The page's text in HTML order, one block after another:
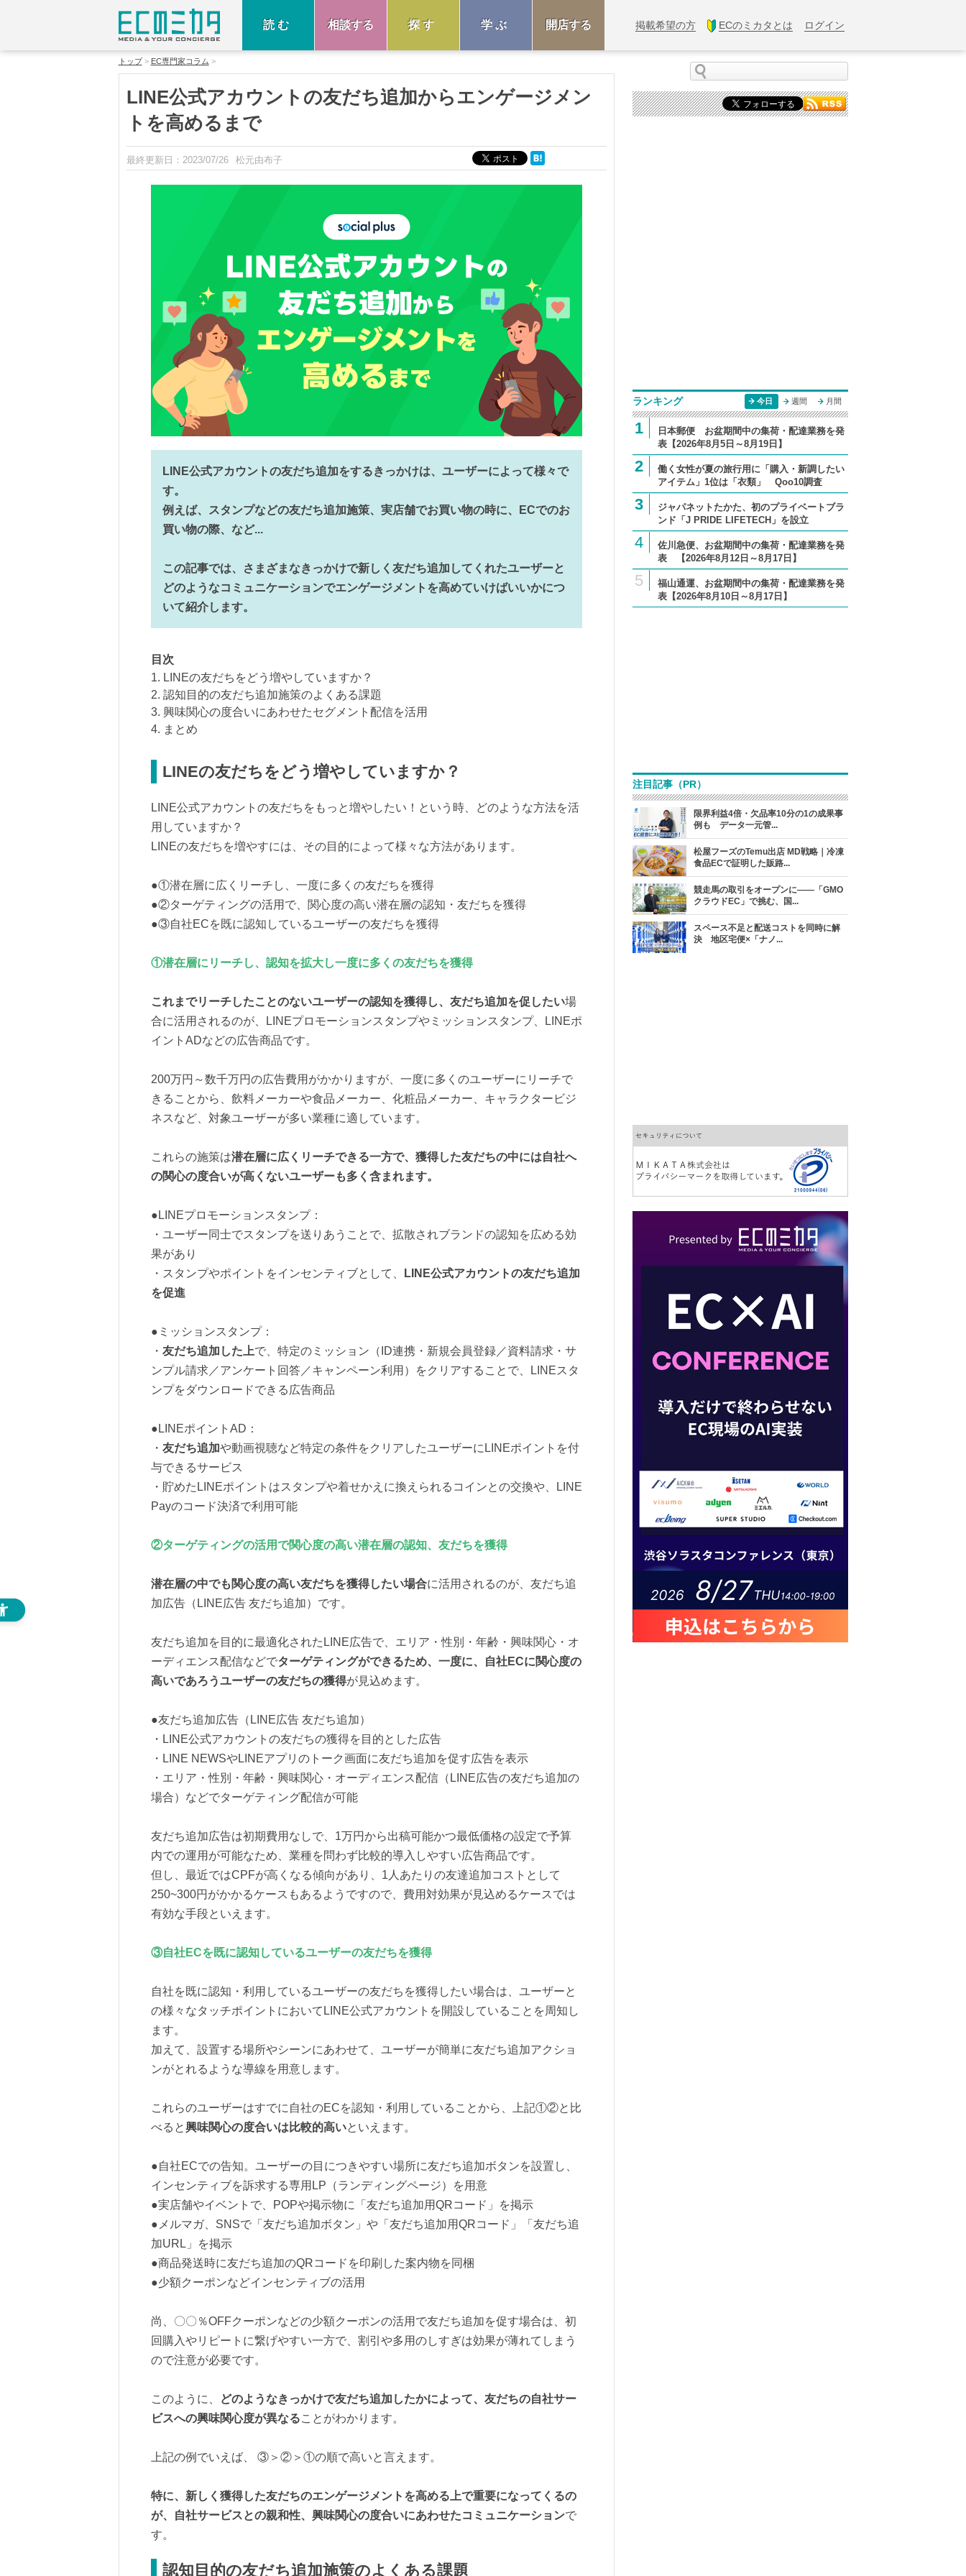
読む 相談する 探す 学ぶ 開店する 掲載希望の方 ECのミカタとは ログイン
トップ EC専門家コラム
LINE公式アカウントの友だち追加からエンゲージメン
トを高めるまで
最終更新日： 2023/07/26 松元由布子
LINE公式アカウントの友だち追加をするきっかけは、ユーザーによって様々で
す。
例えば、スタンプなどの友だち追加施策、実店舗でお買い物の時に、ECでのお
買い物の際、など...
この記事では、さまざまなきっかけで新しく友だち追加してくれたユーザーと
どのようなコミュニケーションでエンゲージメントを高めていけばいいかにつ
いて紹介します。
目次
1. LINEの友だちをどう増やしていますか？
2. 認知目的の友だち追加施策のよくある課題
3. 興味関心の度合いにあわせたセグメント配信を活用
4. まとめ
LINEの友だちをどう増やしていますか？
LINE公式アカウントの友だちをもっと増やしたい！という時、どのような方法を活
用していますか？
LINEの友だちを増やすには、その目的によって様々な方法があります。
●①潜在層に広くリーチし、一度に多くの友だちを獲得
●②ターゲティングの活用で、関心度の高い潜在層の認知・友だちを獲得
●③自社ECを既に認知しているユーザーの友だちを獲得
①潜在層にリーチし、認知を拡大し一度に多くの友だちを獲得
これまでリーチしたことのないユーザーの認知を獲得し、友だち追加を促したい場
合に活用されるのが、LINEプロモーションスタンプやミッションスタンプ、LINEポ
イントADなどの広告商品です。
200万円～数千万円の広告費用がかかりますが、一度に多くのユーザーにリーチで
きることから、飲料メーカーや食品メーカー、化粧品メーカー、キャラクタービジ
ネスなど、対象ユーザーが多い業種に適しています。
これらの施策は潜在層に広くリーチできる一方で、獲得した友だちの中には自社へ
の関心の度合いが高くないユーザーも多く含まれます。
●LINEプロモーションスタンプ：
・ユーザー同士でスタンプを送りあうことで、拡散されブランドの認知を広める効
果があり
・スタンプやポイントをインセンティブとして、
LINE公式アカウントの友だち追加
を促進
●ミッションスタンプ：
・ 友だち追加した上で、特定のミッション（ID連携・新規会員登録／資料請求・サ
ンプル請求／アンケート回答／キャンペーン利⽤）をクリアすることで、LINEスタ
ンプをダウンロードできる広告商品
●LINEポイントAD：
・ 友だち追加や動画視聴など特定の条件をクリアしたユーザーにLINEポイントを付
与できるサービス
・貯めたLINEポイントはスタンプや着せかえに換えられるコインとの交換や、LINE
Payのコード決済で利用可能
②ターゲティングの活用で関心度の高い潜在層の認知、友だちを獲得
潜在層の中でも関心度の高い友だちを獲得したい場合に活用されるのが、友だち追
加広告（LINE広告 友だち追加）です。
友だち追加を目的に最適化されたLINE広告で、エリア・性別・年齢・興味関心・オ
ーディエンス配信などでターゲティングができるため、一度に、自社ECに関心度の
高いであろうユーザーの友だちの獲得が見込めます。
●友だち追加広告（LINE広告 友だち追加）
・LINE公式アカウントの友だちの獲得を目的とした広告
・LINE NEWSやLINEアプリのトーク画面に友だち追加を促す広告を表示
・エリア・性別・年齢・興味関心・オーディエンス配信（LINE広告の友だち追加の
場合）などでターゲティング配信が可能
友だち追加広告は初期費用なしで、1万円から出稿可能かつ最低価格の設定で予算
内での運用が可能なため、業種を問わず比較的導入しやすい広告商品です。
但し、最近ではCPFが高くなる傾向があり、1人あたりの友達追加コストとして
250~300円がかかるケースもあるようですので、費用対効果が見込めるケースでは
有効な手段といえます。
③自社ECを既に認知しているユーザーの友だちを獲得
自社を既に認知・利用しているユーザーの友だちを獲得したい場合は、ユーザーと
の様々なタッチポイントにおいてLINE公式アカウントを開設していることを周知し
ます。
加えて、設置する場所やシーンにあわせて、ユーザーが簡単に友だち追加アクショ
ンがとれるような導線を用意します。
これらのユーザーはすでに自社のECを認知・利用していることから、上記①②と比
べると興味関心の度合いは比較的高いといえます。
●自社ECでの告知。ユーザーの目につきやすい場所に友だち追加ボタンを設置し、
インセンティブを訴求する専用LP（ランディングページ）を用意
●実店舗やイベントで、POPや掲示物に「友だち追加用QRコード」を掲示
●メルマガ、SNSで「友だち追加ボタン」や「友だち追加用QRコード」「友だち追
加URL」を掲示
●商品発送時に友だち追加のQRコードを印刷した案内物を同梱
●少額クーポンなどインセンティブの活用
尚、〇〇％OFFクーポンなどの少額クーポンの活用で友だち追加を促す場合は、初
回購入やリピートに繋げやすい一方で、割引や多用のしすぎは効果が薄れてしまう
ので注意が必要です。
このように、
どのようなきっかけで友だち追加したかによって、友だちの自社サー
ビスへの興味関心度が異なることがわかります。
上記の例でいえば、 ③＞②＞①の順で高いと言えます。
特に、新しく獲得した友だちのエンゲージメントを高める上で重要になってくるの
が、自社サービスとの親和性、興味関心の度合いにあわせたコミュニケーションで
す。
認知目的の友だち追加施策のよくある課題
ランキング 今日 週間 月間
1
日本郵便 お盆期間中の集荷・配達業務を発
表【2026年8月5日～8月19日】
2
働く女性が夏の旅行用に「購入・新調したい
アイテム」1位は「衣類」 Qoo10調査
3
ジャパネットたかた、初のプライベートブラ
ンド「J PRIDE LIFETECH」を設立
4
佐川急便、お盆期間中の集荷・配達業務を発
表 【2026年8月12日～8月17日】
5
福山通運、お盆期間中の集荷・配達業務を発
表【2026年8月10日～8月17日】
注目記事（PR）
限界利益4倍・欠品率10分の1の成果事
例も データ一元管...
松屋フーズのTemu出店 MD戦略｜冷凍
食品ECで証明した販路...
競走馬の取引をオープンに――「GMO
クラウドEC」で挑む、国...
スペース不足と配送コストを同時に解
決 地区宅便×「ナノ...